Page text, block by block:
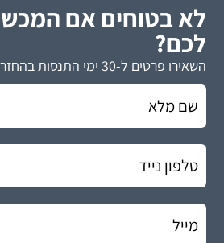
לא בטוחים אם
לכם?
השאירו פרטים ל-30 ימי התנסות בהחזר כספי מלא